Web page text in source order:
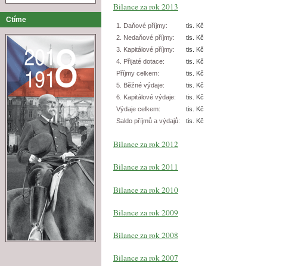
Ctíme
Bilance za rok 2013
1. Daňové příjmy:
tis. Kč
2. Nedaňové příjmy:
tis. Kč
3. Kapitálové příjmy:
tis. Kč
4. Přijaté dotace:
tis. Kč
Příjmy celkem:
tis. Kč
5. Běžné výdaje:
tis. Kč
6. Kapitálové výdaje:
tis. Kč
Výdaje celkem:
tis. Kč
Saldo příjmů a výdajů:
tis. Kč
Bilance za rok 2012
Bilance za rok 2011
Bilance za rok 2010
Bilance za rok 2009
Bilance za rok 2008
Bilance za rok 2007